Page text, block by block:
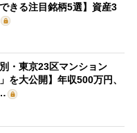
きる注目銘柄5選】資産3
別・東京23区マンション
を大公開】年収500万円、